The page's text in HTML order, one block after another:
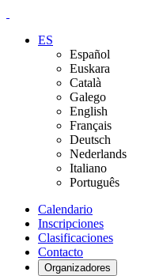
ES
Español
Euskara
Català
Galego
English
Français
Deutsch
Nederlands
Italiano
Português
Calendario
Inscripciones
Clasificaciones
Contacto
Organizadores